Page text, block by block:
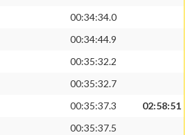
00:34:34.0
00:34:44.9
00:35:32.2
00:35:32.7
00:35:37.3
02:58:51
00:35:37.5